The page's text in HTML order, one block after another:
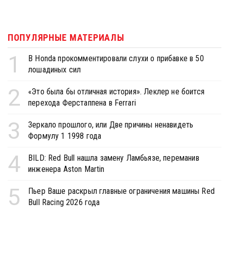
ПОПУЛЯРНЫЕ МАТЕРИАЛЫ
1
В Honda прокомментировали слухи о прибавке в 50
лошадиных сил
2
«Это была бы отличная история». Леклер не боится
перехода Ферстаппена в Ferrari
3
Зеркало прошлого, или Две причины ненавидеть
Формулу 1 1998 года
4
BILD: Red Bull нашла замену Ламбьязе, переманив
инженера Aston Martin
5
Пьер Ваше раскрыл главные ограничения машины Red
Bull Racing 2026 года